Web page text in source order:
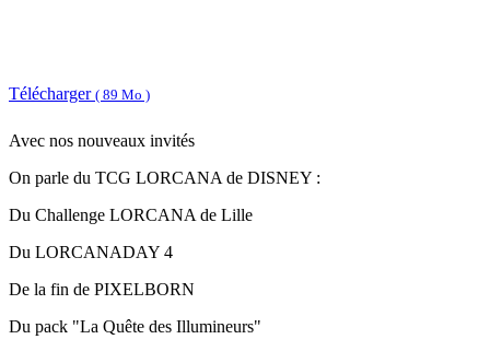
Télécharger ( 89 Mo )
Avec nos nouveaux invités
On parle du TCG LORCANA de DISNEY :
Du Challenge LORCANA de Lille
Du LORCANADAY 4
De la fin de PIXELBORN
Du pack "La Quête des Illumineurs"